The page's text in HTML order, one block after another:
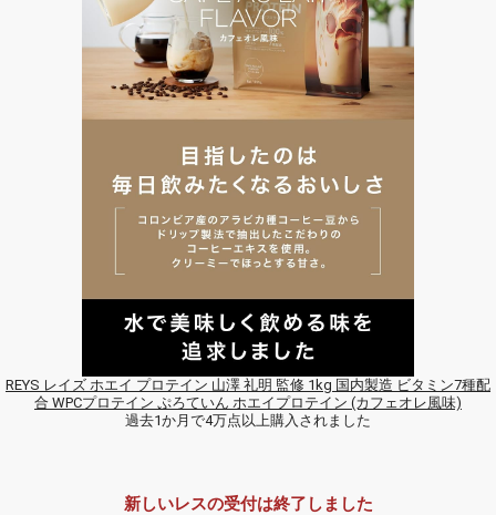
REYS レイズ ホエイ プロテイン 山澤 礼明 監修 1kg 国内製造 ビタミン7種配
合 WPCプロテイン ぷろていん ホエイプロテイン (カフェオレ風味)
過去1か月で4万点以上購入されました
新しいレスの受付は終了しました